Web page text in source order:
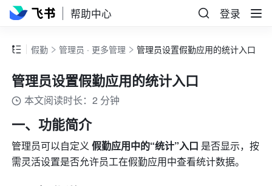
帮助中心 登录
假勤 管理员 · 更多管理 管理员设置假勤应用的统计入口
管理员设置假勤应用的统计入口
本文阅读时长：2 分钟
一、功能简介
管理员可以自定义 假勤应用中的“统计”入口 是否显示，按
需灵活设置是否允许员工在假勤应用中查看统计数据。